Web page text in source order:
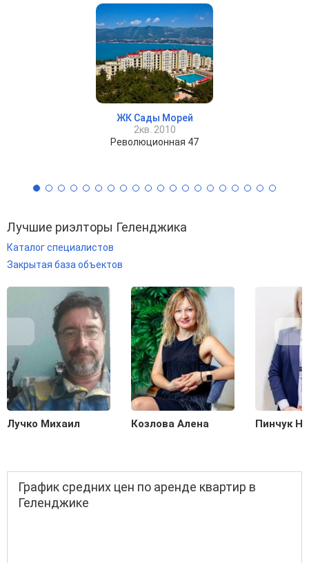
ЖК Сады Морей
2кв. 2010
Революционная 47
Лучшие риэлторы Геленджика
Каталог специалистов
Закрытая база объектов
Лучко Михаил Козлова Алена Пинчук
График средних цен по аренде квартир в
Геленджике